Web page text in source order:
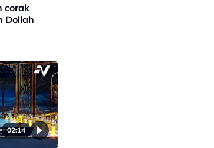
corak
Dollah
02:14